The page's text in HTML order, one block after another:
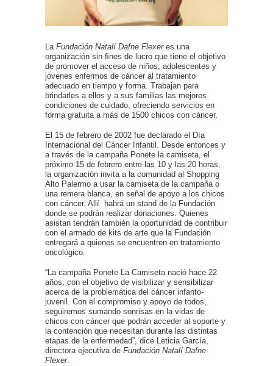
La Fundación Natalí Dafne Flexeres una
organización sin ﬁnes de lucro que tiene el objetivo
de promover el acceso de niños, adolescentes y
jóvenes enfermos de cáncer al tratamiento
adecuado en tiempo y forma. Trabajan para
brindarles a ellos y a sus familias las mejores
condiciones de cuidado, ofreciendo servicios en
forma gratuita a más de 1500 chicos con cáncer.
El 15 de febrero de 2002 fue declarado el Día
Internacional del Cáncer Infantil. Desde entonces y
a través de la campaña Ponete la camiseta, el
próximo 15 de febrero entre las 10 y las 20 horas,
la organización invita a la comunidad al Shopping
Alto Palermo a usar la camiseta de la campaña o
una remera blanca, en señal de apoyo a los chicos
con cáncer. Allí habrá un stand de la Fundación
donde se podrán realizar donaciones. Quienes
asistan tendrán también la oportunidad de contribuir
con el armado de kits de arte que la Fundación
entregará a quienes se encuentren en tratamiento
oncológico.
“La campaña Ponete La Camiseta nació hace 22
años, con el objetivo de visibilizar y sensibilizar
acerca de la problemática del cáncer infanto-
juvenil. Con el compromiso y apoyo de todos,
seguiremos sumando sonrisas en la vidas de
chicos con cáncer que podrán acceder al soporte y
la contención que necesitan durante las distintas
etapas de la enfermedad”, dice Leticia García,
directora ejecutiva de Fundación Natalí Dafne
Flexer.